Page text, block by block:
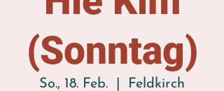
(Sonntag)
So., 18. Feb. Feldkirch